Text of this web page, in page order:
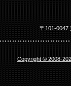
〒101-0047
Copyright © 2008-